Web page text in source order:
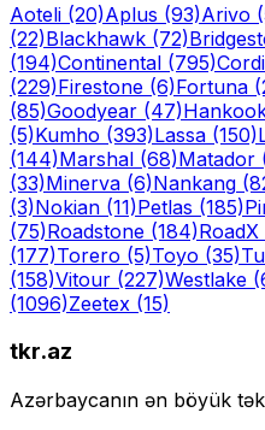
Aoteli (20)Aplus (93)Arivo
(22)Blackhawk (72)
(194)Continental (795)
(229)Firestone (6)Fortuna
(85)Goodyear (47)
(5)Kumho (393)Lassa (150)
(144)Marshal (68)Matador
(33)Minerva (6)Nankang
(3)Nokian (11)Petlas (185)
(75)Roadstone (184)RoadX
(177)Torero (5)Toyo (35)
(158)Vitour (227)Westlake
(1096)Zeetex (15)
tkr.az
Azərbaycanın ən böyük